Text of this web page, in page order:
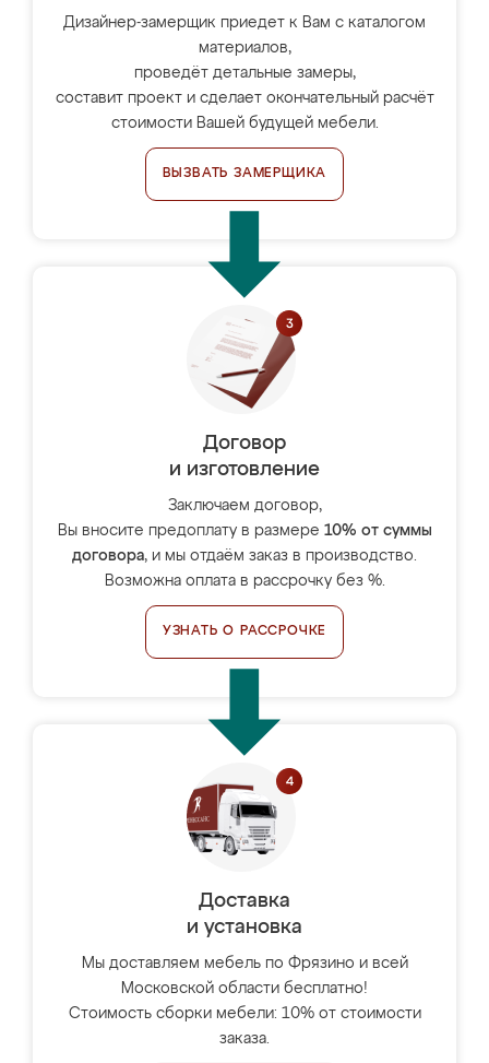
Дизайнер-замерщик приедет к Вам с каталогом
материалов,
проведёт детальные замеры,
составит проект и сделает окончательный расчёт
стоимости Вашей будущей мебели.
ВЫЗВАТЬ ЗАМЕРЩИКА
Договор
и изготовление
Заключаем договор,
Вы вносите предоплату в размере 10% от суммы
договора, и мы отдаём заказ в производство.
Возможна оплата в рассрочку без %.
УЗНАТЬ О РАССРОЧКЕ
Доставка
и установка
Мы доставляем мебель по Фрязино и всей
Московской области бесплатно!
Стоимость сборки мебели: 10% от стоимости
заказа.